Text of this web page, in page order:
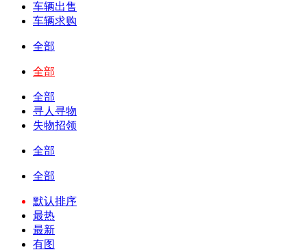
车辆出售
车辆求购
全部
全部
全部
寻人寻物
失物招领
全部
全部
默认排序
最热
最新
有图